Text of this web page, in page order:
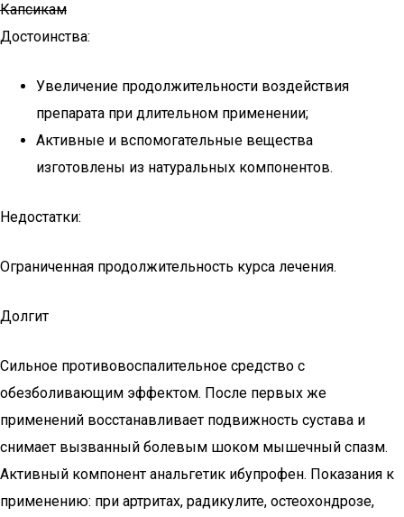
Капсикам
Достоинства:
Увеличение продолжительности воздействия
препарата при длительном применении;
Активные и вспомогательные вещества
изготовлены из натуральных компонентов.
Недостатки:
Ограниченная продолжительность курса лечения.
Долгит
Сильное противовоспалительное средство с
обезболивающим эффектом. После первых же
применений восстанавливает подвижность сустава и
снимает вызванный болевым шоком мышечный спазм.
Активный компонент анальгетик ибупрофен. Показания к
применению: при артритах, радикулите, остеохондрозе,